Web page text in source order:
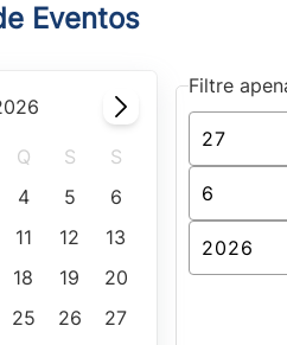
Eventos
Q S
S
4 5
6
11 12
13
18 19
20
25 26
27
Filtre